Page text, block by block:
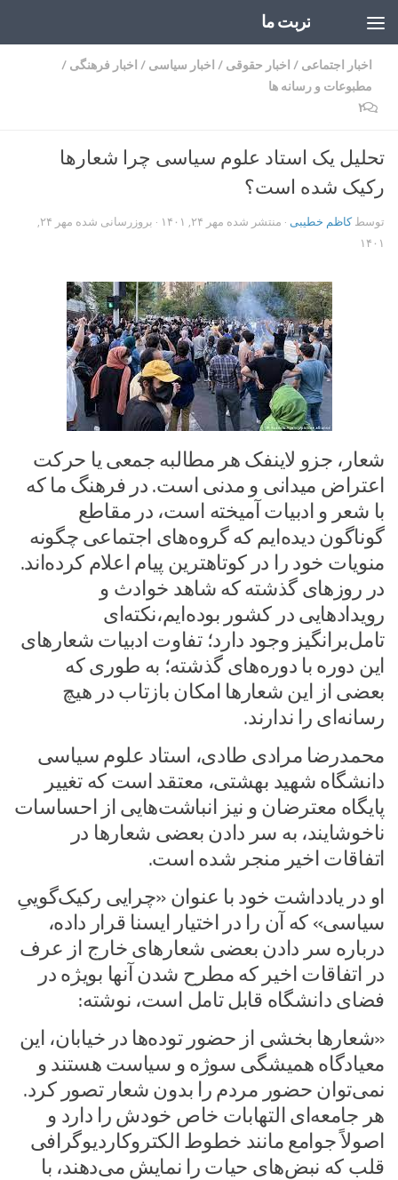
تربت ما
اخبار اجتماعی / اخبار حقوقی / اخبار سیاسی / اخبار فرهنگی /
مطبوعات و رسانه ها
۲
تحلیل یک استاد علوم سیاسی چرا شعارها
رکیک شده است؟
توسطکاظم خطیبی · منتشر شده مهر ۲۴, ۱۴۰۱ · بروزرسانی شده
مهر ۲۴,
۱۴۰۱
شعار، جزو لاینفک هر مطالبه جمعی یا حرکت
اعتراض میدانی و مدنی است. در فرهنگ ما که
با شعر و ادبیات آمیخته است، در مقاطع
گوناگون دیده‌ایم که گروه‌های اجتماعی چگونه
منویات خود را در کوتاهترین پیام اعلام کرده‌اند.
در روزهای گذشته که شاهد خوادث و
رویدادهایی در کشور بوده‌ایم،نکته‌ای
تامل‌برانگیز وجود دارد؛ تفاوت ادبیات شعارهای
این دوره با دوره‌های گذشته؛ به طوری که
بعضی از این شعارها امکان بازتاب در هیچ
رسانه‌ای را ندارند.
محمدرضا مرادی طادی، استاد علوم سیاسی
دانشگاه شهید بهشتی، معتقد است که تغییر
پایگاه معترضان و نیز انباشت‌هایی از احساسات
ناخوشایند، به سر دادن بعضی شعارها در
اتفاقات اخیر منجر شده است.
او در یادداشت خود با عنوان «چرایی رکیک‌گوییِ
سیاسی» که آن را در اختیار ایسنا قرار داده،
درباره سر دادن بعضی شعارهای خارج از عرف
در اتفاقات اخیر که مطرح شدن آنها بویژه در
فضای دانشگاه قابل تامل است، نوشته:
«شعارها بخشی از حضور توده‌ها در خیابان، این
معیادگاه همیشگی سوژه و سیاست هستند و
نمی‌توان حضور مردم را بدون شعار تصور کرد.
هر جامعه‌ای التهابات خاص خودش را دارد و
اصولاً جوامع مانند خطوط الکتروکاردیوگرافی
قلب که نبض‌های حیات را نمایش می‌دهند، با